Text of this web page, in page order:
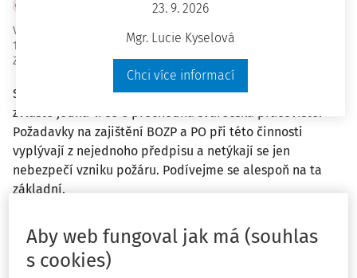
23. 9. 2026
Mgr. Lucie Kyselová
Chci více informací
Vydáno
18 minut čtení
Zdroj
Bezpečnost a hygiena práce 1/2022
Svařování je činnost spojená s celou řadou nebezpečí,
zvláště jedná-li se o přechodná svářečská pracoviště.
Požadavky na zajištění BOZP a PO při této činnosti
vyplývají z nejednoho předpisu a netýkají se jen
nebezpečí vzniku požáru. Podívejme se alespoň na ta
základní.
Požadavky na zajištění bezpečnosti jak z oblasti požární
ochrany, tak i z oblastí bezpečnosti a ochrany zdraví při
práci stanovují především stále platná vyhláška ČÚBP č.
Aby web fungoval jak má (souhlas
s cookies)